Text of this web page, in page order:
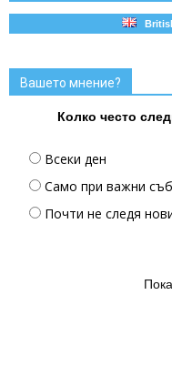
Вашето мнение?
Колко често
Всеки ден
Само при важни
Почти не следя